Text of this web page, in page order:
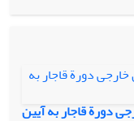
که مطلب اصلی این
از بحثی دربارۀ
کوتاهی به پیشینۀ
شده است.
دورة قاجار به آیین